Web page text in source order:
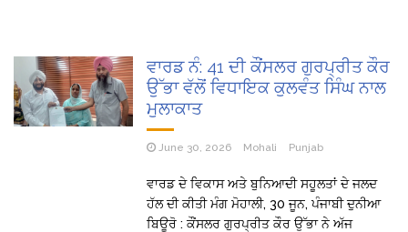
ਵਾਰਡ ਨੰ: 41 ਦੀ ਕੌਂਸਲਰ ਗੁਰਪ੍ਰੀਤ ਕੌਰ
ਉੱਭਾ ਵੱਲੋਂ ਵਿਧਾਇਕ ਕੁਲਵੰਤ ਸਿੰਘ ਨਾਲ
ਮੁਲਾਕਾਤ
June 30, 2026 Mohali Punjab
ਵਾਰਡ ਦੇ ਵਿਕਾਸ ਅਤੇ ਬੁਨਿਆਦੀ ਸਹੂਲਤਾਂ ਦੇ ਜਲਦ
ਹੱਲ ਦੀ ਕੀਤੀ ਮੰਗ ਮੋਹਾਲੀ, 30 ਜੂਨ, ਪੰਜਾਬੀ ਦੁਨੀਆ
ਬਿਊਰੋ : ਕੌਂਸਲਰ ਗੁਰਪ੍ਰੀਤ ਕੌਰ ਉੱਭਾ ਨੇ ਅੱਜ